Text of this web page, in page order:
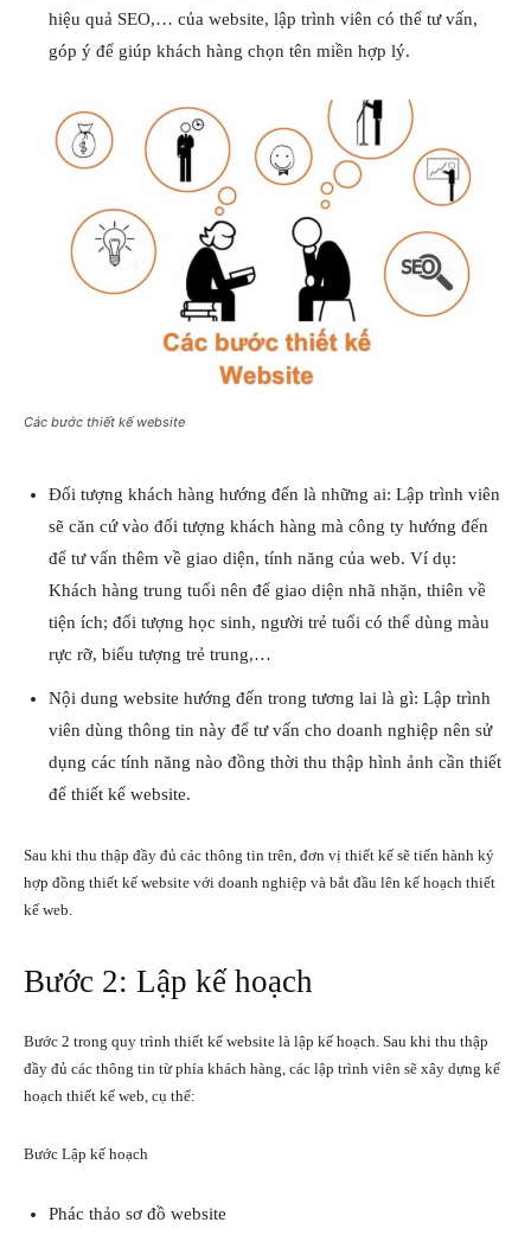
hiệu quả SEO,… của website, lập trình viên có thể tư vấn,
góp ý để giúp khách hàng chọn tên miền hợp lý.
Các bước thiết kế website
Đối tượng khách hàng hướng đến là những ai: Lập trình viên
sẽ căn cứ vào đối tượng khách hàng mà công ty hướng đến
để tư vấn thêm về giao diện, tính năng của web. Ví dụ:
Khách hàng trung tuổi nên để giao diện nhã nhặn, thiên về
tiện ích; đối tượng học sinh, người trẻ tuổi có thể dùng màu
rực rỡ, biểu tượng trẻ trung,…
Nội dung website hướng đến trong tương lai là gì: Lập trình
viên dùng thông tin này để tư vấn cho doanh nghiệp nên sử
dụng các tính năng nào đồng thời thu thập hình ảnh cần thiết
để thiết kế website.
Sau khi thu thập đầy đủ các thông tin trên, đơn vị thiết kế sẽ tiến hành ký
hợp đồng thiết kế website với doanh nghiệp và bắt đầu lên kế hoạch thiết
kế web.
Bước 2: Lập kế hoạch
Bước 2 trong quy trình thiết kế website là lập kế hoạch. Sau khi thu thập
đầy đủ các thông tin từ phía khách hàng, các lập trình viên sẽ xây dựng kế
hoạch thiết kế web, cụ thể:
Bước Lập kế hoạch
Phác thảo sơ đồ website